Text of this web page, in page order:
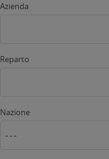
Azienda
Reparto
Nazione
- - -